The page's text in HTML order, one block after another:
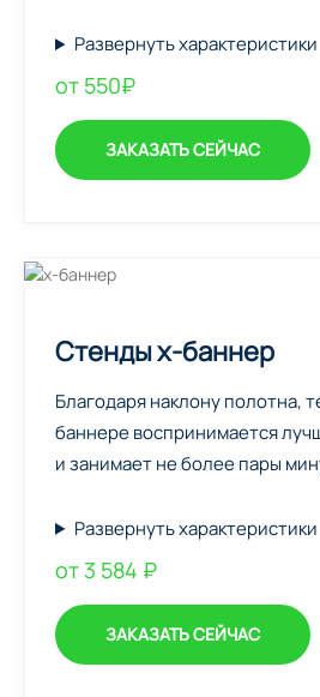
Развернуть характеристики
от 550₽
ЗАКАЗАТЬ СЕЙЧАС
Стенды х-баннер
Благодаря наклону полотна,
баннере воспринимается
и занимает не более пары
Развернуть характеристики
от 3 584 ₽
ЗАКАЗАТЬ СЕЙЧАС